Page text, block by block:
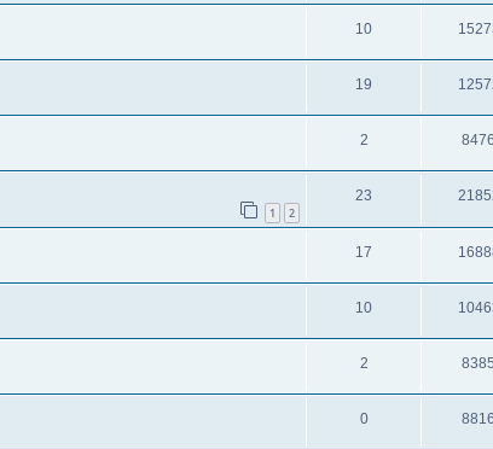
10
19
2 8476
1 2
23
17
10
2 8385
0 8816